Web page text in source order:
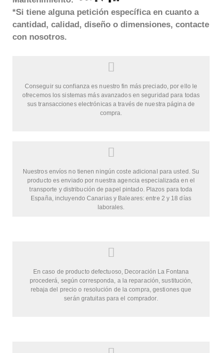
*Si tiene alguna petición específica en cuanto a
cantidad, calidad, diseño o dimensiones, contacte
con nosotros.
Conseguir su confianza es nuestro fin más preciado, por ello le
ofrecemos los sistemas más avanzados en seguridad para todas
sus transacciones electrónicas a través de nuestra página de
compra.
Nuestros envíos no tienen ningún coste adicional para usted. Su
producto es enviado por nuestra agencia especializada en el
transporte y distribución de papel pintado. Plazos para toda
España, incluyendo Canarias y Baleares: entre 2 y 18 días
laborales.
En caso de producto defectuoso, Decoración La Fontana
procederá, según corresponda, a la reparación, sustitución,
rebaja del precio o resolución de la compra, gestiones que
serán gratuitas para el comprador.